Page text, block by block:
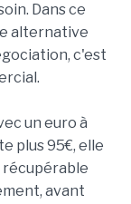
Dans ce
alternative
c'est
un euro à
plus 95€, elle
récupérable
avant